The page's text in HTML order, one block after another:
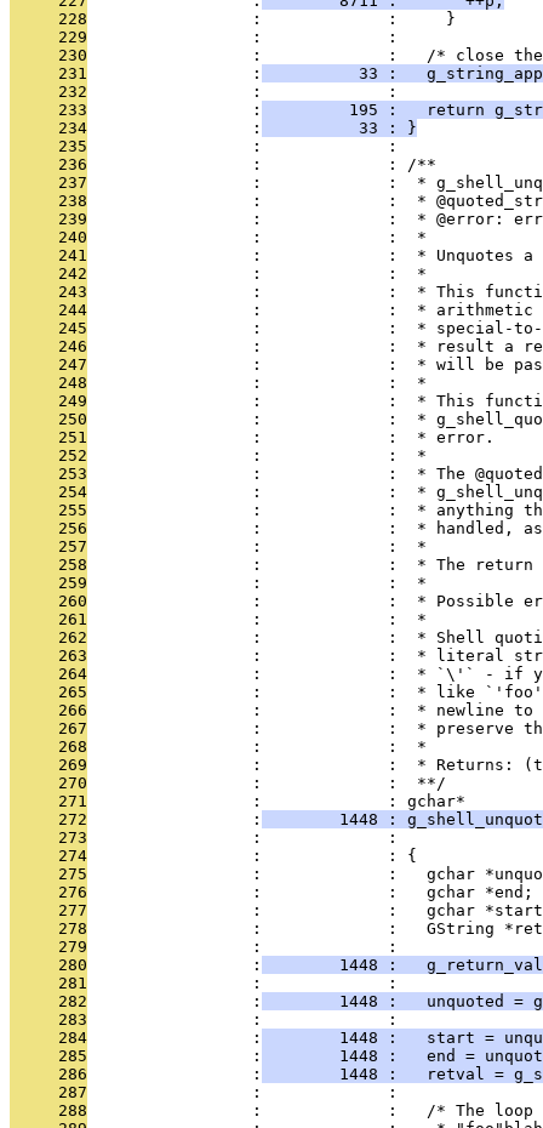
     228
                 :             :     }
     229
                 :             :
     230
:             :   /* close
     231
                 :
33 :
     232
                 :             :
     233
                 :
195 :   return
     234
                 :
          33 : }
     235
                 :             :
     236
                 :             : /**
     237
:             :  *
     238
:             :  *
     239
:             :  * @error:
     240
                 :             :  *
     241
:             :  * Unquotes
     242
                 :             :  *
     243
:             :  * This
     244
:             :  *
     245
:             :  * special-
     246
:             :  * result a
     247
:             :  * will be
     248
                 :             :  *
     249
:             :  * This
     250
:             :  *
     251
                 :             :  * error.
     252
                 :             :  *
     253
:             :  * The
     254
:             :  *
     255
:             :  * anything
     256
:             :  * handled,
     257
                 :             :  *
     258
:             :  * The
     259
                 :             :  *
     260
:             :  * Possible
     261
                 :             :  *
     262
:             :  * Shell
     263
:             :  * literal
     264
:             :  * `\'` - if
     265
:             :  * like
     266
:             :  * newline
     267
:             :  * preserve
     268
                 :             :  *
     269
:             :  * Returns:
     270
                 :             :  **/
     271
                 :             : gchar*
     272
                 :
1448 :
     273
:             :
     274
                 :             : {
     275
:             :   gchar
     276
                 :             :   gchar *end;
     277
:             :   gchar
     278
:             :   GString
     279
                 :             :
     280
                 :
1448 :
     281
                 :             :
     282
                 :
1448 :   unquoted =
     283
                 :             :
     284
                 :
1448 :   start =
     285
                 :
1448 :   end =
     286
                 :
1448 :   retval =
     287
                 :             :
     288
:             :   /* The loop